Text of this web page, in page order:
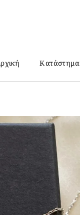
Κατάστημα